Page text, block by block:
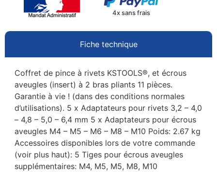
4x sans frais
Fiche technique
Coffret de pince à rivets KSTOOLS®, et écrous
aveugles (insert) à 2 bras pliants 11 pièces.
Garantie à vie ! (dans des conditions normales
d’utilisations). 5 x Adaptateurs pour rivets 3,2 – 4,0
– 4,8 – 5,0 – 6,4 mm 5 x Adaptateurs pour écrous
aveugles M4 – M5 – M6 – M8 – M10 Poids: 2.67 kg
Accessoires disponibles lors de votre commande
(voir plus haut): 5 Tiges pour écrous aveugles
supplémentaires: M4, M5, M5, M8, M10